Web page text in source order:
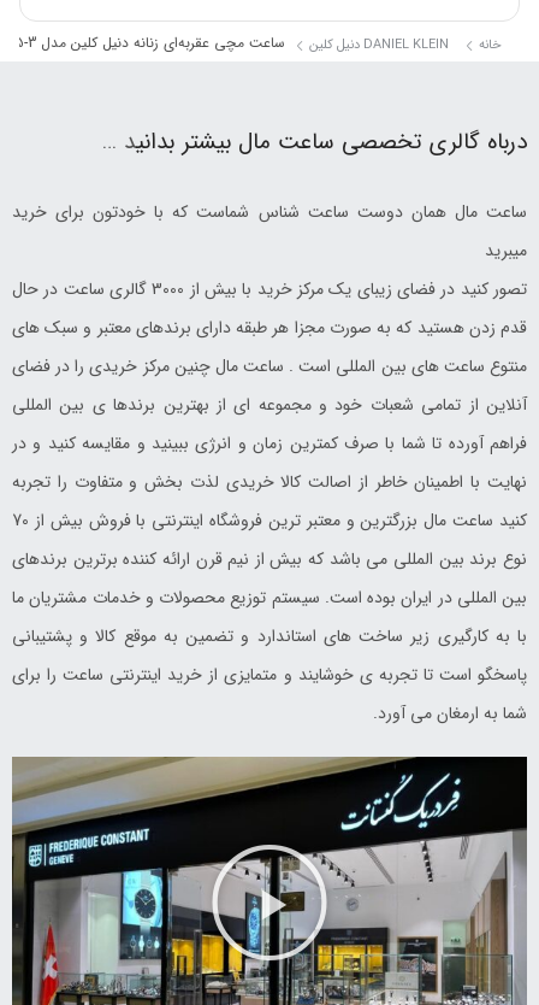
خانه DANIEL KLEIN دنیل کلین ساعت مچی عقربه‌ای زنانه دنیل کلین مدل DK.1.12555-3
درباه گالری تخصصی ساعت مال بیشتر بدانید …
ساعت مال همان دوست ساعت شناس شماست که با خودتون برای خرید
میبرید
تصور کنید در فضای زیبای یک مرکز خرید با بیش از 3000 گالری ساعت در حال
قدم زدن هستید که به صورت مجزا هر طبقه دارای برندهای معتبر و سبک های
منتوع ساعت های بین المللی است . ساعت مال چنین مرکز خریدی را در فضای
آنلاین از تمامی شعبات خود و مجموعه ای از بهترین برندها ی بین المللی
فراهم آورده تا شما با صرف کمترین زمان و انرژی ببینید و مقایسه کنید و در
نهایت با اطمینان خاطر از اصالت کالا خریدی لذت بخش و متفاوت را تجربه
کنید ساعت مال بزرگترین و معتبر ترین فروشگاه اینترنتی با فروش بیش از 70
نوع برند بین المللی می باشد که بیش از نیم قرن ارائه کننده برترین برندهای
بین المللی در ایران بوده است. سیستم توزیع محصولات و خدمات مشتریان ما
با به کارگیری زیر ساخت های استاندارد و تضمین به موقع کالا و پشتیبانی
پاسخگو است تا تجربه ی خوشایند و متمایزی از خرید اینترنتی ساعت را برای
شما به ارمغان می آورد.